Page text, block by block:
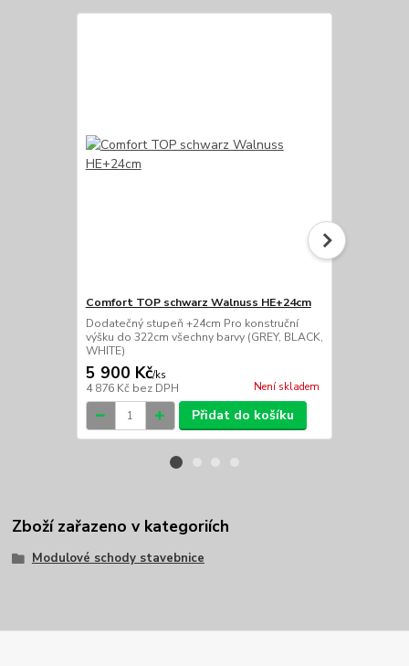
Comfort TOP schwarz Walnuss HE+24cm
Dodatečný stupeň +24cm Pro konstruční
výšku do 322cm všechny barvy (GREY, BLACK,
WHITE)
5 900 Kč/ks
4 876 Kč bez DPH Není skladem
Přidat do košíku
Zboží zařazeno v kategoriích
Modulové schody stavebnice